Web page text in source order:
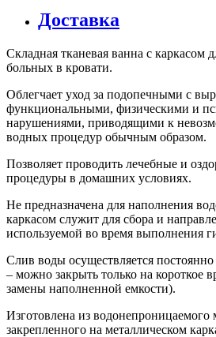
Доставка
Складная тканевая ванна с каркасом
больных в кровати.
Облегчает уход за подопечными с
функциональными, физическими и
нарушениями, приводящими к
водных процедур обычным образом.
Позволяет проводить лечебные и
процедуры в домашних условиях.
Не предназначена для наполнения
каркасом служит для сбора и
используемой во время выполнения
Слив воды осуществляется
– можно закрыть только на короткое
замены наполненной емкости).
Изготовлена из водонепроницаемого
закрепленного на металлическом